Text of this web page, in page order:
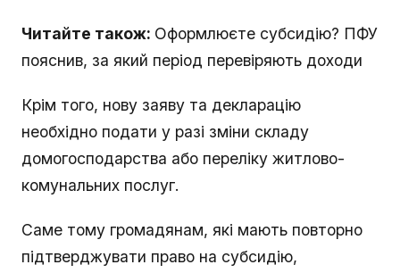
Читайте також: Оформлюєте субсидію? ПФУ
пояснив, за який період перевіряють доходи
Крім того, нову заяву та декларацію
необхідно подати у разі зміни складу
домогосподарства або переліку житлово-
комунальних послуг.
Саме тому громадянам, які мають повторно
підтверджувати право на субсидію,